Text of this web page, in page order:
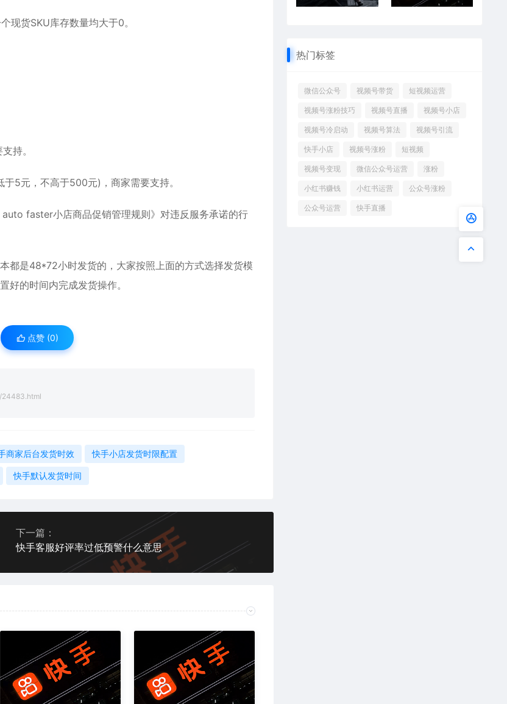
现货SKU库存数量均大于0。
持。
5元，不高于500元)，商家需要支持。
faster小店商品促销管理规则》对违反服务承诺的行
都是48*72小时发货的，大家按照上面的方式选择发货模
好的时间内完成发货操作。
点赞 (0)
24483.html
商家后台发货时效 快手小店发货时限配置
快手默认发货时间
下一篇：
快手客服好评率过低预警什么意思
热门标签
微信公众号 视频号带货 短视频运营
视频号涨粉技巧 视频号直播 视频号小店
视频号冷启动 视频号算法 视频号引流
快手小店 视频号涨粉 短视频
视频号变现 微信公众号运营 涨粉
小红书赚钱 小红书运营 公众号涨粉
公众号运营 快手直播